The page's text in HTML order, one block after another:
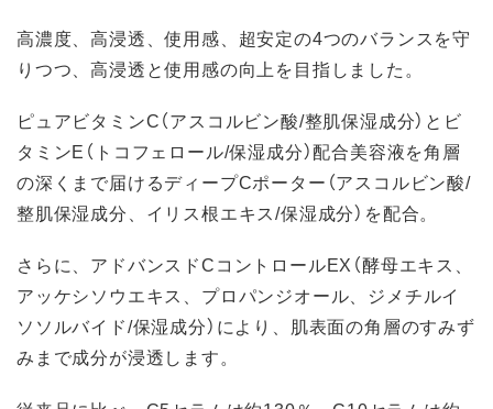
高濃度、高浸透、使用感、超安定の4つのバランスを守
りつつ、高浸透と使用感の向上を目指しました。
ピュアビタミンC（アスコルビン酸/整肌保湿成分）とビ
タミンE（トコフェロール/保湿成分）配合美容液を角層
の深くまで届けるディープCポーター（アスコルビン酸/
整肌保湿成分、イリス根エキス/保湿成分）を配合。
さらに、アドバンスドCコントロールEX（酵母エキス、
アッケシソウエキス、プロパンジオール、ジメチルイ
ソソルバイド/保湿成分）により、肌表面の角層のすみず
みまで成分が浸透します。